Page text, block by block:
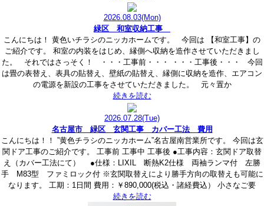
2026.08.03(Mon)
緑区 和室収納工事
こんにちは！ 黄色いチラシのニッカホームです。 今回は 【和室工事】の
ご紹介です。 和室の内装をはじめ、縁側へ収納を造作させていただきまし
た。 それではさっそく！ ・・・工事前・・・ ・・・工事後・・・ 今回
は畳の表替え、表具の貼替え、壁紙の貼替え、縁側に収納を造作、エアコン
の電源を新設の工事をさせていただきました。 元々置か
続きを読む
2026.07.28(Tue)
名古屋市 緑区 玄関工事 カバー工法 費用
こんにちは！！ ”黄色チラシのニッカホーム”名古屋南営業所です。 今回は玄
関ドア工事のご紹介です。 工事前 工事中 工事後 ●工事内容：玄関ドア取替
え（カバー工法にて） ●仕様：LIXIL 断熱K2仕様 両袖ランマ付 左勝
手 M83型 ファミロック付 ※玄関取替えにより勝手方向の取替えも可能に
なります。 工期：1日間 費用：￥890,000(税込・諸経費込） 小さなご要
続きを読む